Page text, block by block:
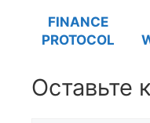
FINANCE
PROTOCOL
Оставьте